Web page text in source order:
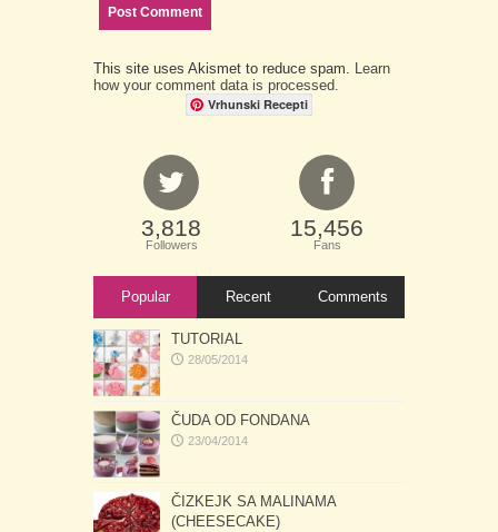
This site uses Akismet to reduce spam.
Learn
how your comment data is processed.
Vrhunski Recepti
3,818
Followers
15,456
Fans
Popular Recent Comments
TUTORIAL
28/05/2014
ČUDA OD FONDANA
23/04/2014
ČIZKEJK SA MALINAMA
(CHEESECAKE)